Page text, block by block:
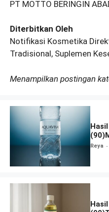
PT MOTTO BERINGIN
Diterbitkan Oleh
Notifikasi Kosmetika
Tradisional, Suplemen
Menampilkan postingan
Izin
Reya